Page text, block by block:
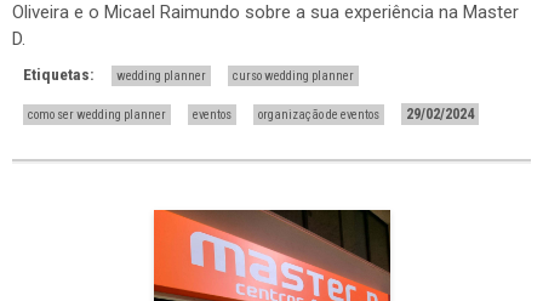
Oliveira e o Micael Raimundo sobre a sua experiência na Master
D.
Etiquetas: wedding planner curso wedding planner
como ser wedding planner eventos organização de eventos 29/02/2024